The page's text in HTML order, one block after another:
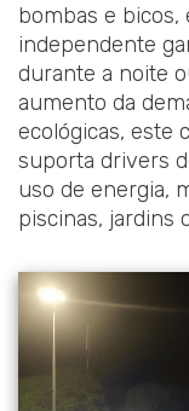
bombas e bicos,
independente
durante a noite
aumento da
ecológicas, este
suporta drivers
uso de energia,
piscinas, jardins